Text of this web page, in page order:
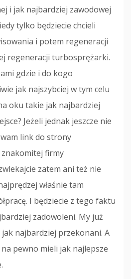
i jak najbardziej zawodowej
tylko będziecie chcieli
i potem regeneracji
regeneracji turbosprężarki.
gdzie i do kogo
jak najszybciej w tym celu
oku takie jak najbardziej
Jeżeli jednak jeszcze nie
link do strony
firmy
zatem ani też nie
właśnie tam
I będziecie z tego faktu
zadowoleni. My już
najbardziej przekonani. A
pewno mieli jak najlepsze